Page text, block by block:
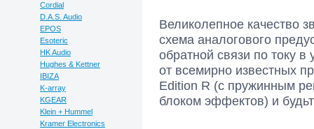
Cordial
D.A.S. Audio
EPOS
Esoteric
HK Audio
Hughes & Kettner
IBIZA
K-array
KGEAR
Klein + Hummel
Kramer Electronics
Великолепное качество
схема аналогового
обратной связи по току
от всемирно известных
Edition R (с пружинным
блоком эффектов) и